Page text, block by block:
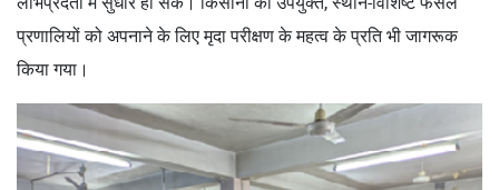
प्रणालियों को अपनाने के लिए मृदा परीक्षण के महत्व के प्रति भी जागरूक
किया गया।